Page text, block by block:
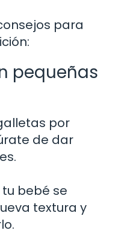
para
pequeñas
por
de dar
bebé se
textura y